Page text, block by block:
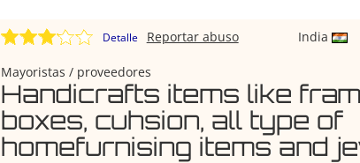
Detalle India
Reportar abuso
Mayoristas / proveedores
Handicrafts items like
boxes, cuhsion, all type of
homefurnising items and